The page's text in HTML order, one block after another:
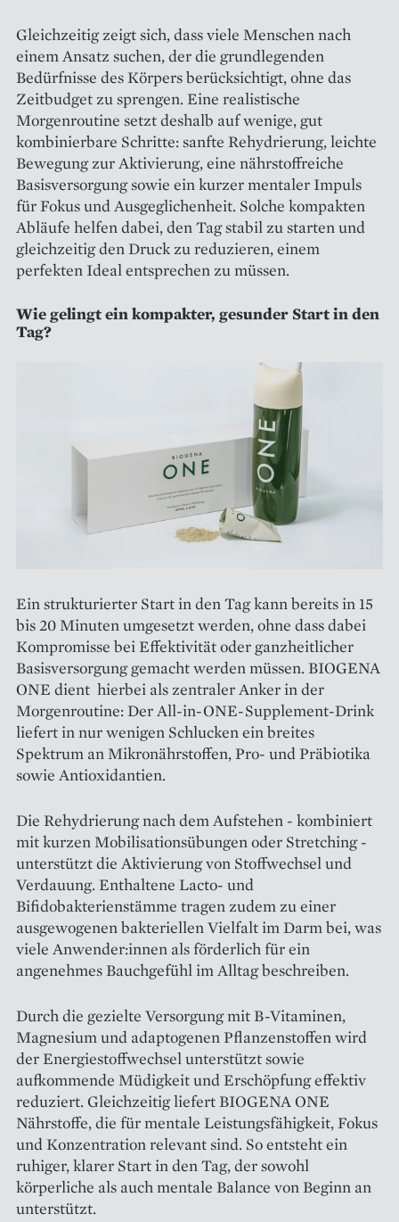
Gleichzeitig zeigt sich, dass viele Menschen nach
einem Ansatz suchen, der die grundlegenden
Bedürfnisse des Körpers berücksichtigt, ohne das
Zeitbudget zu sprengen. Eine realistische
Morgenroutine setzt deshalb auf wenige, gut
kombinierbare Schritte: sanfte Rehydrierung, leichte
Bewegung zur Aktivierung, eine nährstoffreiche
Basisversorgung sowie ein kurzer mentaler Impuls
für Fokus und Ausgeglichenheit. Solche kompakten
Abläufe helfen dabei, den Tag stabil zu starten und
gleichzeitig den Druck zu reduzieren, einem
perfekten Ideal entsprechen zu müssen.
Wie gelingt ein kompakter, gesunder Start in den
Tag?
Ein strukturierter Start in den Tag kann bereits in 15
bis 20 Minuten umgesetzt werden, ohne dass dabei
Kompromisse bei Effektivität oder ganzheitlicher
Basisversorgung gemacht werden müssen. BIOGENA
ONE dient hierbei als zentraler Anker in der
Morgenroutine: Der All-in-ONE-Supplement-Drink
liefert in nur wenigen Schlucken ein breites
Spektrum an Mikronährstoffen, Pro- und Präbiotika
sowie Antioxidantien.
Die Rehydrierung nach dem Aufstehen - kombiniert
mit kurzen Mobilisationsübungen oder Stretching -
unterstützt die Aktivierung von Stoffwechsel und
Verdauung. Enthaltene Lacto- und
Bifidobakterienstämme tragen zudem zu einer
ausgewogenen bakteriellen Vielfalt im Darm bei, was
viele Anwender:innen als förderlich für ein
angenehmes Bauchgefühl im Alltag beschreiben.
Durch die gezielte Versorgung mit B-Vitaminen,
Magnesium und adaptogenen Pflanzenstoffen wird
der Energiestoffwechsel unterstützt sowie
aufkommende Müdigkeit und Erschöpfung effektiv
reduziert. Gleichzeitig liefert BIOGENA ONE
Nährstoffe, die für mentale Leistungsfähigkeit, Fokus
und Konzentration relevant sind. So entsteht ein
ruhiger, klarer Start in den Tag, der sowohl
körperliche als auch mentale Balance von Beginn an
unterstützt.